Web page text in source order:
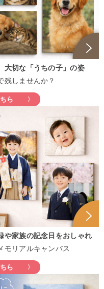
大切な「うちの子」の姿
残しませんか？
ら
や家族の記念日をおしゃれ
モリアルキャンバス
ら